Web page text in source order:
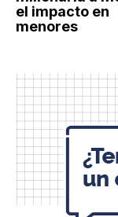
el impacto en
menores